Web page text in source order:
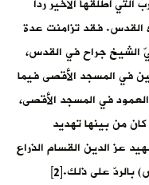
أطلقها الأخير رداً
القدس. فقد تزامنت عدة
الشيخ جراح في القدس،
في المسجد الأقصى فيما
في المسجد الأقصى،
من بينها تهديد
عز الدين القسام الذراع
بالردّ على ذلك.[2]